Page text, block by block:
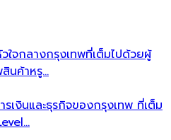
ใจกลางกรุงเทพที่เต็มไปด้วยผู้
นค้าหรู…
รเงินและธุรกิจของกรุงเทพ ที่เต็ม